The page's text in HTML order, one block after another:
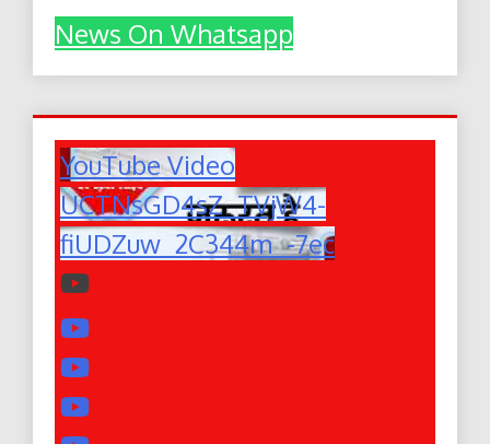
News On Whatsapp
YouTube Video
UCTNsGD4sZ_TVjW4-
fiUDZuw_2C344m_-7ec